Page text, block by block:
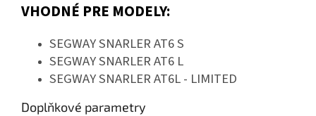
VHODNÉ PRE MODELY:
SEGWAY SNARLER AT6 S
SEGWAY SNARLER AT6 L
SEGWAY SNARLER AT6L - LIMITED
Doplňkové parametry